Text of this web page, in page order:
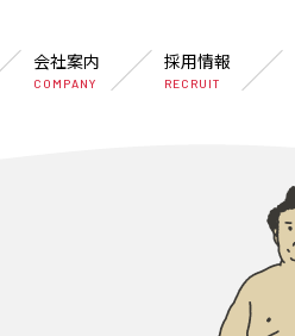
会社案内
COMPANY
採用情報
RECRUIT